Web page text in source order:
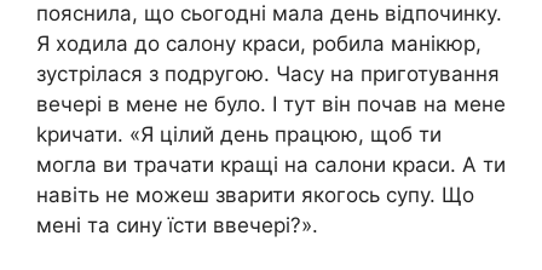
пояснила, що сьогодні мала день відпочинку.
Я ходила до салону краси, робила манікюр,
зустрілася з подругою. Часу на приготування
вечері в мене не було. І тут він почав на мене
kричати. «Я цілий день працюю, щоб ти
могла ви трачати кращі на салони краси. А ти
навіть не можеш зварити якогось супу. Що
мені та сину їсти ввечері?».